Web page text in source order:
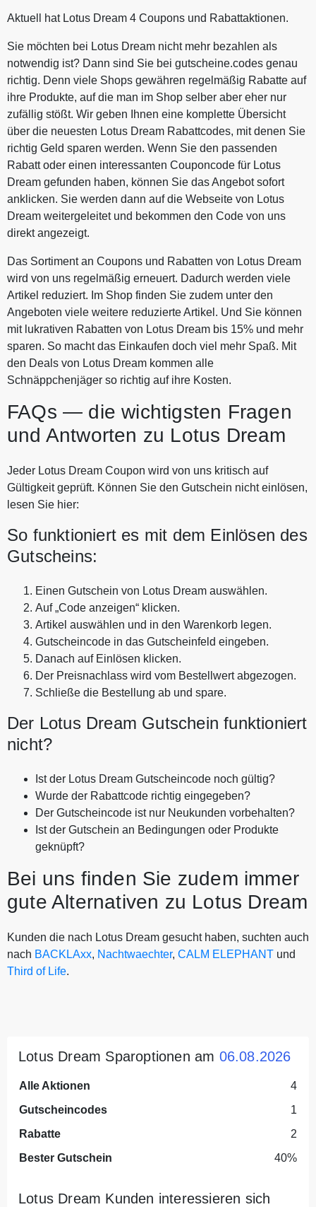
Aktuell hat Lotus Dream 4 Coupons und Rabattaktionen.
Sie möchten bei Lotus Dream nicht mehr bezahlen als
notwendig ist? Dann sind Sie bei gutscheine.codes genau
richtig. Denn viele Shops gewähren regelmäßig Rabatte auf
ihre Produkte, auf die man im Shop selber aber eher nur
zufällig stößt. Wir geben Ihnen eine komplette Übersicht
über die neuesten Lotus Dream Rabattcodes, mit denen Sie
richtig Geld sparen werden. Wenn Sie den passenden
Rabatt oder einen interessanten Couponcode für Lotus
Dream gefunden haben, können Sie das Angebot sofort
anklicken. Sie werden dann auf die Webseite von Lotus
Dream weitergeleitet und bekommen den Code von uns
direkt angezeigt.
Das Sortiment an Coupons und Rabatten von Lotus Dream
wird von uns regelmäßig erneuert. Dadurch werden viele
Artikel reduziert. Im Shop finden Sie zudem unter den
Angeboten viele weitere reduzierte Artikel. Und Sie können
mit lukrativen Rabatten von Lotus Dream bis 15% und mehr
sparen. So macht das Einkaufen doch viel mehr Spaß. Mit
den Deals von Lotus Dream kommen alle
Schnäppchenjäger so richtig auf ihre Kosten.
FAQs — die wichtigsten Fragen
und Antworten zu Lotus Dream
Jeder Lotus Dream Coupon wird von uns kritisch auf
Gültigkeit geprüft. Können Sie den Gutschein nicht einlösen,
lesen Sie hier:
So funktioniert es mit dem Einlösen des
Gutscheins:
Einen Gutschein von Lotus Dream auswählen.
Auf „Code anzeigen“ klicken.
Artikel auswählen und in den Warenkorb legen.
Gutscheincode in das Gutscheinfeld eingeben.
Danach auf Einlösen klicken.
Der Preisnachlass wird vom Bestellwert abgezogen.
Schließe die Bestellung ab und spare.
Der Lotus Dream Gutschein funktioniert
nicht?
Ist der Lotus Dream Gutscheincode noch gültig?
Wurde der Rabattcode richtig eingegeben?
Der Gutscheincode ist nur Neukunden vorbehalten?
Ist der Gutschein an Bedingungen oder Produkte
geknüpft?
Bei uns finden Sie zudem immer
gute Alternativen zu Lotus Dream
Kunden die nach Lotus Dream gesucht haben, suchten auch
nach BACKLAxx, Nachtwaechter, CALM ELEPHANT und
Third of Life.
Lotus Dream Sparoptionen am 06.08.2026
Alle Aktionen
4
Gutscheincodes
1
Rabatte
2
Bester Gutschein
40%
Lotus Dream Kunden interessieren sich